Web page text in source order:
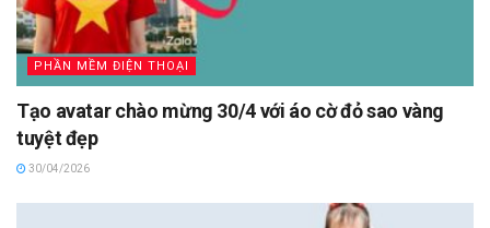
PHẦN MỀM ĐIỆN THOẠI
Tạo avatar chào mừng 30/4 với áo cờ đỏ sao vàng
tuyệt đẹp
30/04/2026